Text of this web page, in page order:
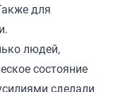
для
людей,
состояние
сделали